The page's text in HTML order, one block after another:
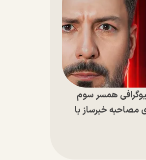
همسر سوم
مصاحبه خبرساز با